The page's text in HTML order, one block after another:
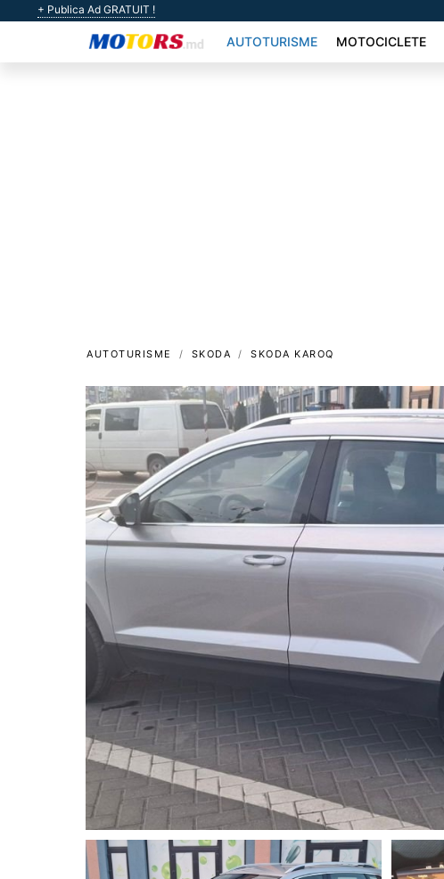
+ Publica Ad GRATUIT !
AUTOTURISME MOTOCICLETE
AUTOTURISME SKODA SKODA KAROQ